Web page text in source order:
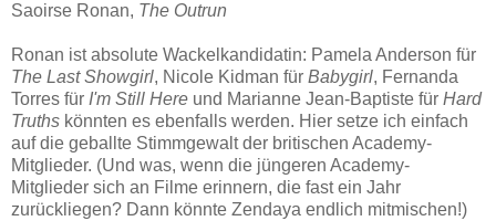
Saoirse Ronan, The Outrun
Ronan ist absolute Wackelkandidatin: Pamela Anderson für
The Last Showgirl, Nicole Kidman für Babygirl, Fernanda
Torres für I'm Still Here und Marianne Jean-Baptiste für Hard
Truths könnten es ebenfalls werden. Hier setze ich einfach
auf die geballte Stimmgewalt der britischen Academy-
Mitglieder. (Und was, wenn die jüngeren Academy-
Mitglieder sich an Filme erinnern, die fast ein Jahr
zurückliegen? Dann könnte Zendaya endlich mitmischen!)